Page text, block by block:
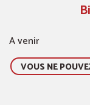
A venir
VOUS NE